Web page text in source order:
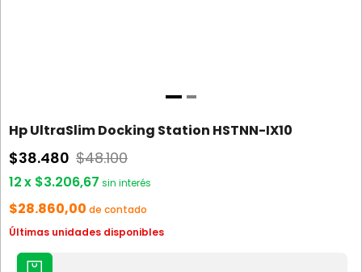
Hp UltraSlim Docking Station HSTNN-IX10
$38.480 $48.100
12x $3.206,67 sin interés
$28.860,00 de contado
Últimas unidades disponibles
AGREGAR